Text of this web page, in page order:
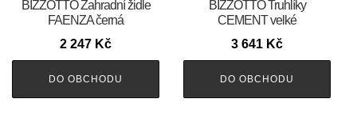
BIZZOTTO Zahradní židle
FAENZA černá
2 247 Kč
DO OBCHODU
BIZZOTTO Truhlíky
CEMENT velké
3 641 Kč
DO OBCHODU